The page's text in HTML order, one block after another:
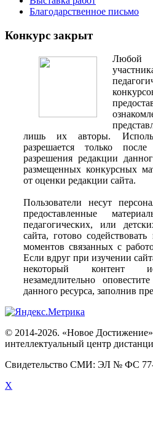
Благодарственное письмо
Конкурс закрыт
Любой
лишь их авторы.
разрешается только
разрешения редакции
размещенных конкурсных
от оценки редакции сайта.
Пользователи несут
предоставленные
педагогических, или
сайта, готово
моментов связанных с
Если вдруг при изучении
некоторый контент
незамедлительно
данного ресурса, заполнив
© 2014-2026. «Новое
интеллектуальный центр
Свидетельство СМИ: ЭЛ № ФС
X